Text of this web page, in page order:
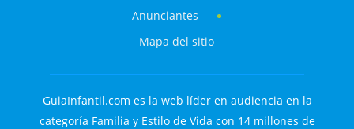
Anunciantes
Mapa del sitio
GuiaInfantil.com es la web líder en audiencia en la
categoría Familia y Estilo de Vida con 14 millones de